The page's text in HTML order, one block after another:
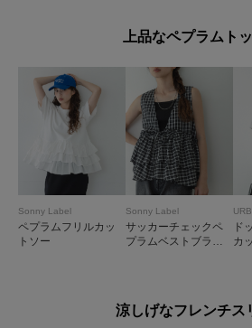
上品なペプラムト
Sonny Label
ペプラムフリルカッ
トソー
Sonny Label
サッカーチェックペ
プラムベストブラウ
ド
カ
涼しげなフレンチス